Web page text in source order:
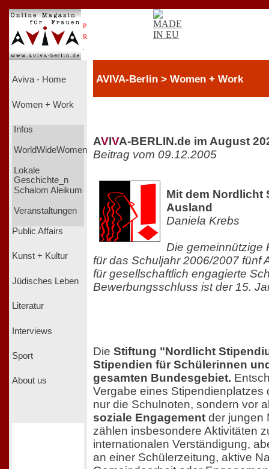
P
R
Aviva - Home
Women + Work
Infos
WorldWideWomen
Lokale
Geschichte_n
Schalom Aleikum
Veranstaltungen
Public Affairs
Kunst + Kultur
Jüdisches Leben
Literatur
Interviews
Sport
About us
AVIVA-Berlin > Women + Work
AVIVA-BERLIN.de im August
Beitrag vom 09.12.2005
Mit dem Nordlicht
Ausland
Daniela Krebs
Die gemeinnützige
für das Schuljahr 2006/2007 fünf
für gesellschaftlich engagierte
Bewerbungsschluss ist der 15.
Die Stiftung "Nordlicht
Stipendien für Schülerinnen
gesamten Bundesgebiet.
Vergabe eines Stipendienplatzes
nur die Schulnoten, sondern vor
soziale Engagement der jungen
zählen insbesondere Aktivitäten
internationalen Verständigung,
an einer Schülerzeitung, aktive